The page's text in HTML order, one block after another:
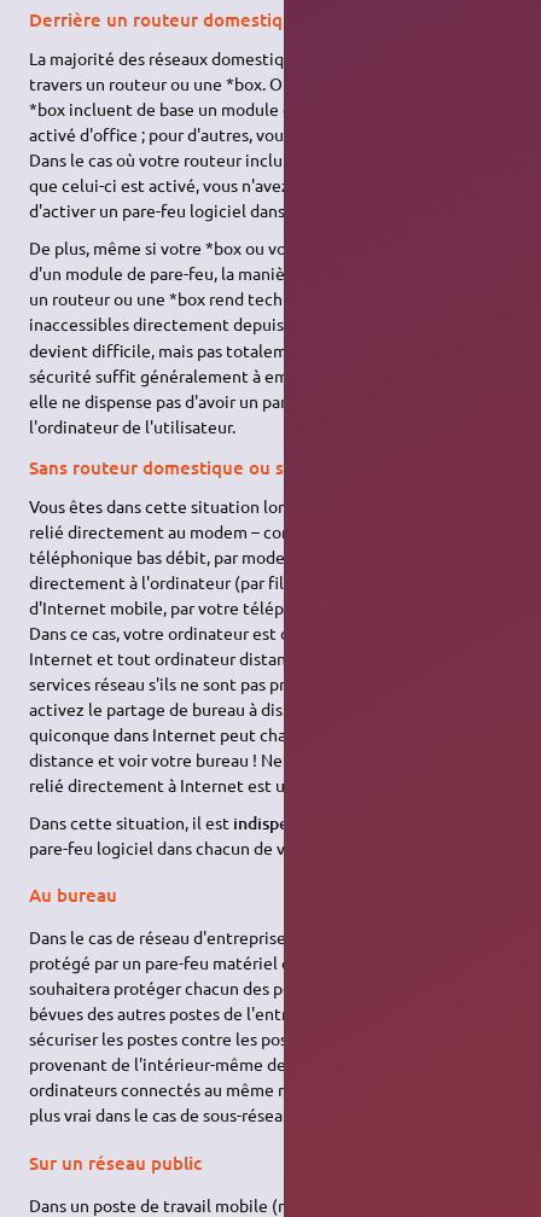
Derrière un routeur domestique ou une *box
La majorité des réseaux domestiques sont aujourd'hui reliés à
travers un routeur ou une *box. Or, la plupart des routeurs et
*box incluent de base un module de pare-feu. Il est parfois
activé d'office ; pour d'autres, vous devez le mettre en route.
Dans le cas où votre routeur inclut un module de pare-feu et
que celui-ci est activé, vous n'avez pas réellement besoin
d'activer un pare-feu logiciel dans votre système Ubuntu.
De plus, même si votre *box ou votre routeur ne dispose pas
d'un module de pare-feu, la manière selon laquelle fonctionne
un routeur ou une *box rend techniquement vos ordinateurs
inaccessibles directement depuis Internet.
devient difficile, mais pas totalement impossible. Ce niveau de
sécurité suffit généralement à empêcher les intrusions, mais
elle ne dispense pas d'avoir un pare-feu activé localement sur
l'ordinateur de l'utilisateur.
Sans routeur domestique ou sans *box
Vous êtes dans cette situation lorsque votre ordinateur est
relié directement au modem – connexion par modem
téléphonique bas débit, par modem
directement à l'ordinateur (par fil
d'Internet mobile, par votre téléphone cellulaire (
Dans ce cas, votre ordinateur est directement visible depuis
Internet et tout ordinateur distant aura accès à tous vos
services réseau s'ils ne sont pas protégés. Par exemple, si vous
activez le partage de bureau à distance sans le protéger,
quiconque dans Internet peut charger une session de bureau à
distance et voir votre bureau ! Ne pas protéger un ordinateur
relié directement à Internet est un risque non négligeable.
Dans cette situation, il est indispensable
pare-feu logiciel dans chacun de vos ordinateurs à la maison.
Au bureau
Dans le cas de réseau d'entreprise, même si le réseau privé est
protégé par un pare-feu matériel ou un mécanisme
souhaitera protéger chacun des postes de travail des possibles
bévues des autres postes de l'entreprise. On souhaitera
sécuriser les postes contre les possibles intrusions indésirables
provenant de l'intérieur-même de l'entreprise, des autres
ordinateurs connectés au même réseau privé – ceci est encore
plus vrai dans le cas de sous-réseaux sans fil.
Sur un réseau public
Dans un poste de travail mobile (netbook, ordinateur portable,